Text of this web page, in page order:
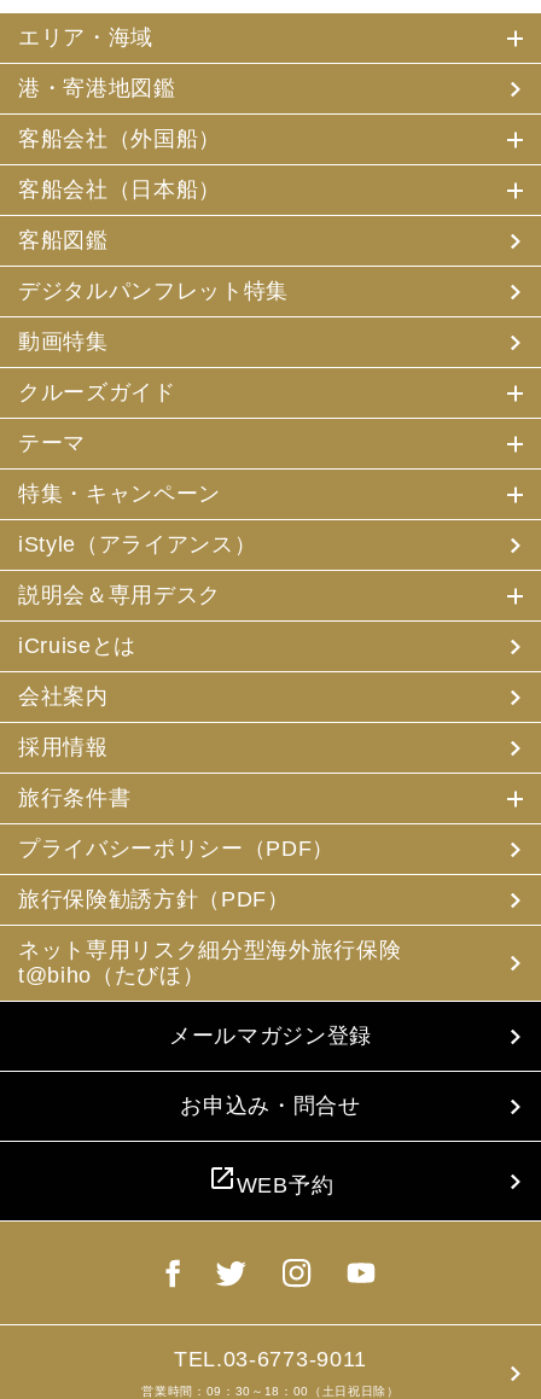
います。）は、お客様がご旅行の申込みの際にお申出いた
だいた個人情報についてお客様との連絡のために利用させ
ていただくほか、お客様がお申込みいただいた旅行におい
て運送・宿泊機関等（主要な運送・宿泊機関等について契
約書面に記載されています）の提供する旅行サービスの手
配及びそれらのサービスの受領のための手続、また旅行代
きます。
その他、当社は、
(1) 当社及び当社の提携する企業の商品やサービス、キャ
ンペーンのご案内
(2) 旅行参加後のご意見やご感想の提供のお願い
(3) アンケートのお願い
(4) 特典サービスの提供
(5) 統計資料の作成
にお客様の個人情報を利用させていただくことがありま
す。
個人情報について、本人確認、本人との連絡その他、採
す。
3. お客様個人情報の第三者への提供
(1) 当社は、お申込みいただいた旅行サービスの手配及び
それらのサービスの受領のための手続に必要な範囲内、ま
保険の手続き上必要な範囲内で、それら運送・宿泊機関、
保険会社等に対し、お客様の氏名、性別、年齢、住所、電
話番号またはメールアドレス、パスポート番号、クレジッ
トカード番号を電磁的方法等で送付することにより提供い
(2) 当社は、旅行先でのお客様のお買い物等の便宜のた
め、当社の保有するお客様の個人データを土産物店に提供
することがあります。この場合、お客様の氏名、パスポー
ト番号及び搭乗される航空便名等に係る個人データを、予
め電磁的方法等で送付することによって提供いたします。
お客様の旅行中の連絡先の方の個人情報をお伺いすること
があります。この個人情報は、お客様に疾病等があった場
合で連絡先の方へ連絡の必要があると当社が認めた場合に
使用させていただきます。お客様は、連絡先の方の個人情
報を当社らに提供することについて連絡先の方の同意を得
るものとします。
4. お客様個人情報の収集・利用について
当社は、お客様の個人情報を収集、利用するにあたり、以
下の取扱いをしておりますことを予めご承知おき願いま
(1) 収集目的、利用範囲をパンフレット、お申込書に明示
(2) お客様の同意がない限り、収集目的以外に使用いたし
し、同意を得ます。
(4) お客様が未成年者の場合、親権者の同意を得ます。
た、お申込のあった旅行の手配及び旅程の管理のために、
以下の当社のグループ企業とお客様情報を共有する場合が
ありますが、厳重に管理・保管いたします。
エリア・海域
港・寄港地図鑑
客船会社（外国船）
客船会社（日本船）
客船図鑑
デジタルパンフレット特集
動画特集
クルーズガイド
テーマ
特集・キャンペーン
iStyle（アライアンス）
説明会＆専用デスク
iCruiseとは
会社案内
採用情報
旅行条件書
プライバシーポリシー（PDF）
旅行保険勧誘方針（PDF）
ネット専用リスク細分型海外旅行保険
t@biho（たびほ）
メールマガジン登録
お申込み・問合せ
open_in_newWEB予約
TEL.03-6773-9011
営業時間：09：30～18：00（土日祝日除）